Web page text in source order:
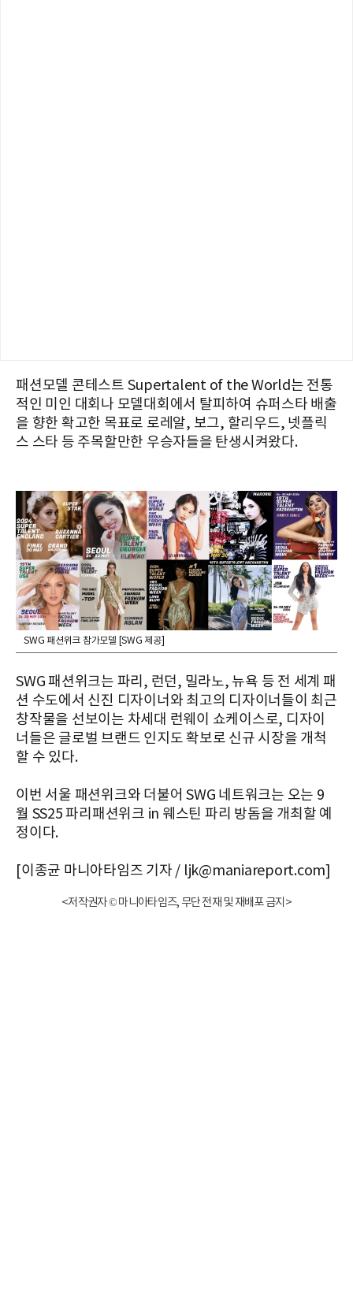
패션모델 콘테스트 Supertalent of the World는 전통
적인 미인 대회나 모델대회에서 탈피하여 슈퍼스타 배출
을 향한 확고한 목표로 로레알, 보그, 할리우드, 넷플릭
스 스타 등 주목할만한 우승자들을 탄생시켜왔다.
SWG 패션위크 참가모델 [SWG 제공]
SWG 패션위크는 파리, 런던, 밀라노, 뉴욕 등 전 세계 패
션 수도에서 신진 디자이너와 최고의 디자이너들이 최근
창작물을 선보이는 차세대 런웨이 쇼케이스로, 디자이
너들은 글로벌 브랜드 인지도 확보로 신규 시장을 개척
할 수 있다.
이번 서울 패션위크와 더불어 SWG 네트워크는 오는 9
월 SS25 파리패션위크 in 웨스틴 파리 방돔을 개최할 예
정이다.
[이종균 마니아타임즈 기자 / ljk@maniareport.com]
<저작권자 © 마니아타임즈, 무단 전재 및 재배포 금지>